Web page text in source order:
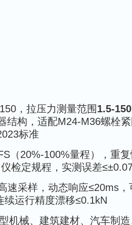
，拉压力测量范围1.5-
结构，适配M24-M36螺栓
标准
（20%-100%量程），重
检定规程，实测误差
速采样，动态响应≤20ms
续运行精度漂移≤0.1kN
机械、建筑建材、汽车制